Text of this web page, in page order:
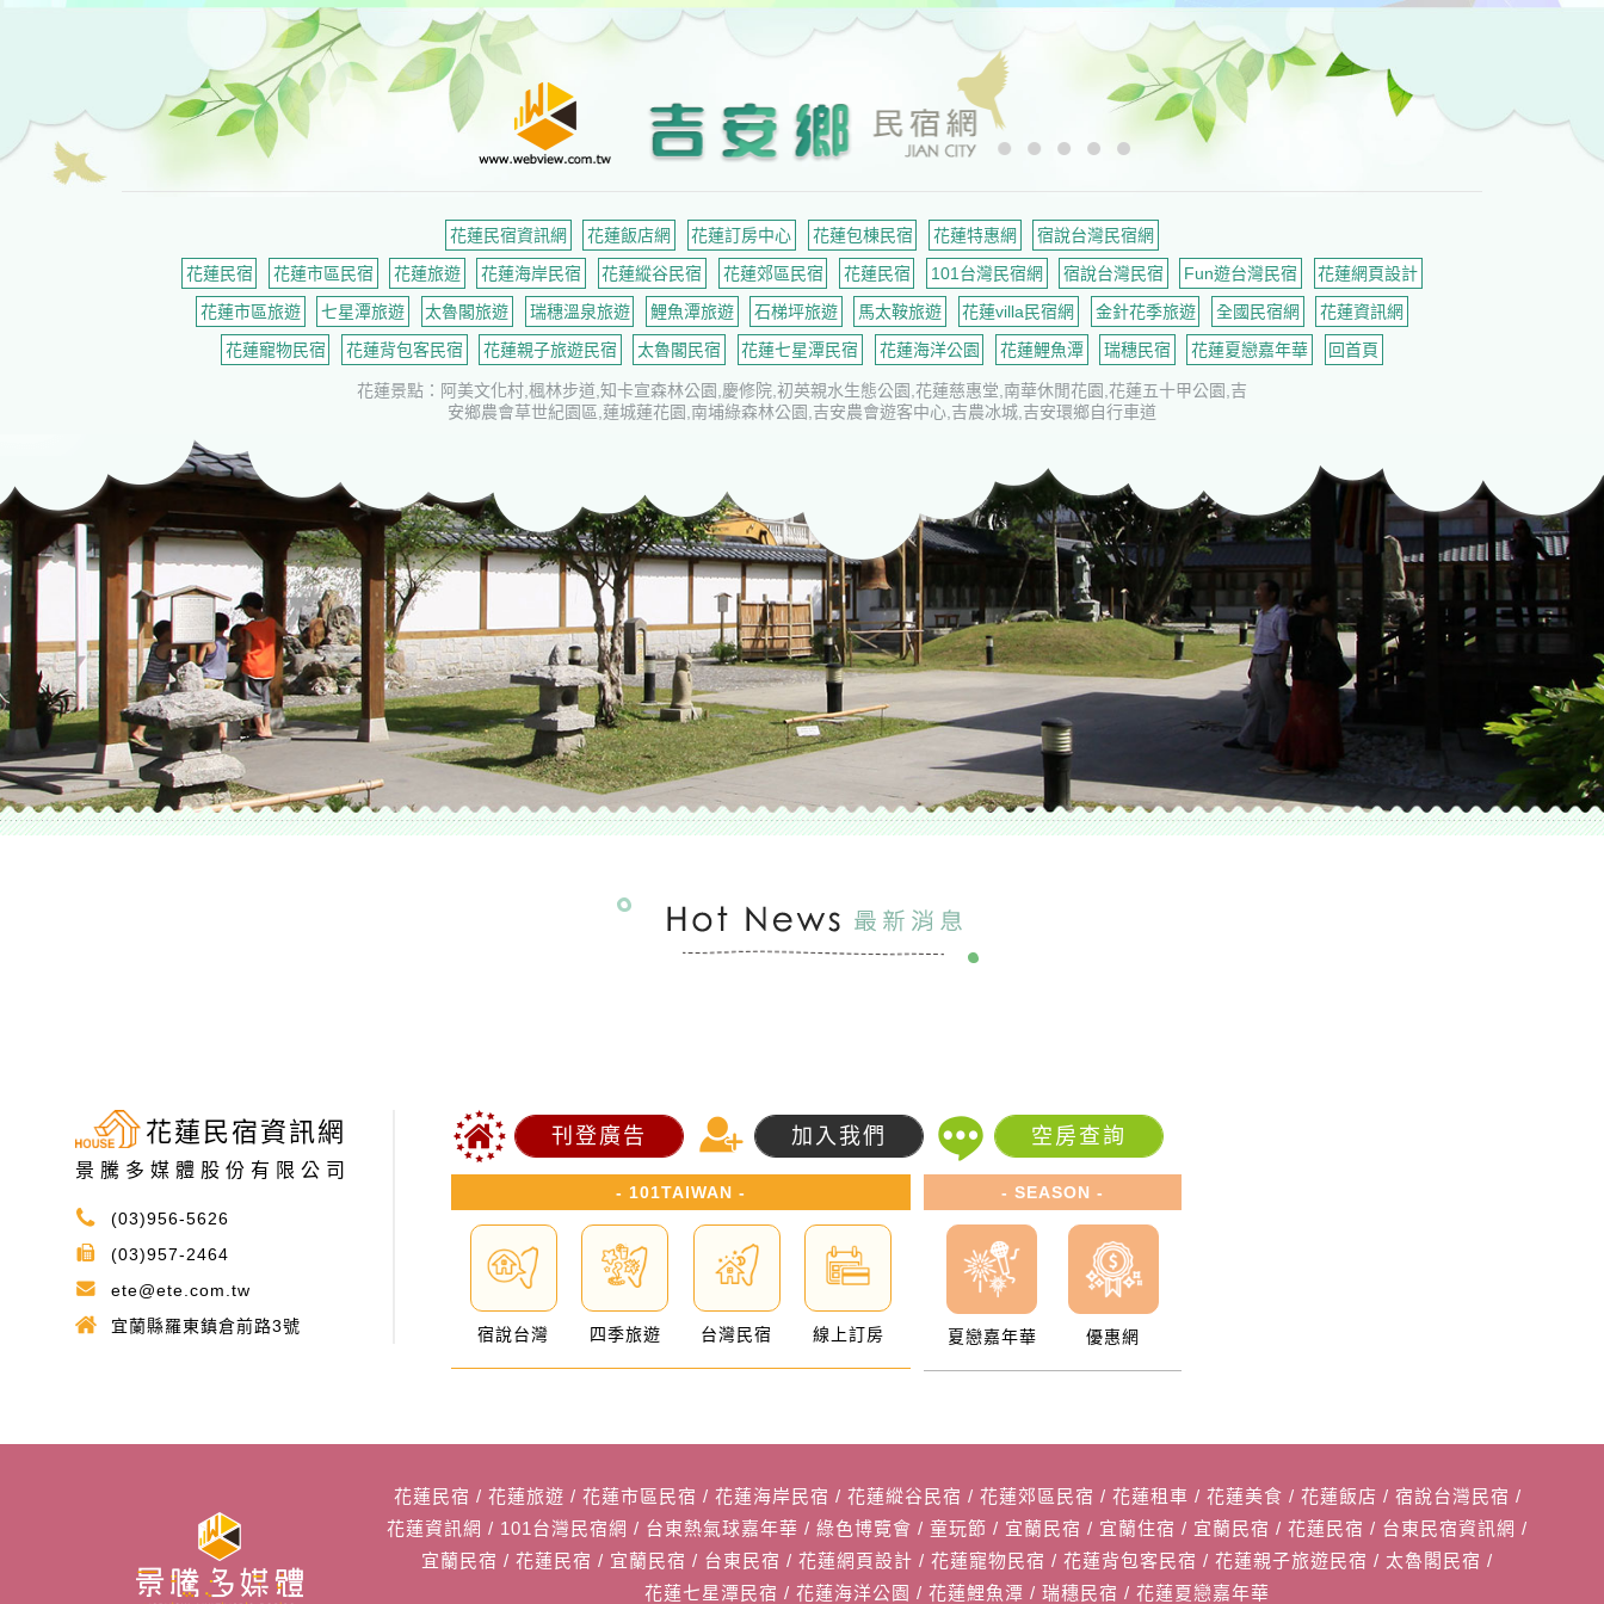
吉安鄉民宿網
花蓮民宿資訊網 花蓮飯店網 花蓮訂房中心 花蓮包棟民宿 花蓮特惠網
宿說台灣民宿網
花蓮民宿
花蓮市區民宿 花蓮旅遊 花蓮海岸民宿 花蓮縱谷民宿 花蓮郊區民宿 花蓮民宿 101台灣民宿網 宿說台灣民宿 Fun遊台灣民宿
花蓮網頁設計
花蓮市區旅遊
七星潭旅遊 太魯閣旅遊 瑞穗溫泉旅遊 鯉魚潭旅遊 石梯坪旅遊 馬太鞍旅遊 花蓮villa民宿網 金針花季旅遊 全國民宿網
花蓮資訊網
花蓮寵物民宿
花蓮背包客民宿 花蓮親子旅遊民宿 太魯閣民宿 花蓮七星潭民宿 花蓮海洋公園 花蓮鯉魚潭 瑞穗民宿 花蓮夏戀嘉年華 回首頁
花蓮景點：阿美文化村,楓林步道,知卡宣森林公園,慶修院,初英親水生態公園,花蓮慈惠堂,南華休閒花園,花蓮五十甲公園,吉
安鄉農會草世紀園區,蓮城蓮花園,南埔綠森林公園,吉安農會遊客中心,吉農冰城,吉安環鄉自行車道
花蓮民宿資訊網
景騰多媒體股份有限公司
(03)956-5626
(03)957-2464
ete@ete.com.tw
宜蘭縣羅東鎮倉前路3號
刊登廣告 加入我們 空房查詢
- 101TAIWAN -
宿說台灣 四季旅遊 台灣民宿 線上訂房
- SEASON -
夏戀嘉年華 優惠網
花蓮民宿 / 花蓮旅遊 / 花蓮市區民宿 / 花蓮海岸民宿 / 花蓮縱谷民宿 / 花蓮郊區民宿 / 花蓮租車 / 花蓮美食 / 花蓮飯店 / 宿說台灣民宿 /
花蓮資訊網 / 101台灣民宿網 / 台東熱氣球嘉年華 /綠色博覽會 /童玩節 / 宜蘭民宿 / 宜蘭住宿 / 宜蘭民宿 /花蓮民宿 / 台東民宿資訊網 /
宜蘭民宿 /花蓮民宿 / 宜蘭民宿 / 台東民宿 /花蓮網頁設計 /花蓮寵物民宿 /花蓮背包客民宿 /花蓮親子旅遊民宿 / 太魯閣民宿 /
花蓮七星潭民宿 /花蓮海洋公園 /花蓮鯉魚潭 /瑞穗民宿 /花蓮夏戀嘉年華